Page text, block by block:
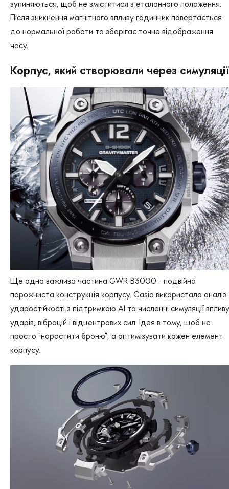
зупиняються, щоб не зміститися з еталонного положення.
Після зникнення магнітного впливу годинник повертається
до нормальної роботи та зберігає точне відображення
часу.
Корпус, який створювали через симуляції
Ще одна важлива частина GWR-B3000 - подвійна
порожниста конструкція корпусу. Casio використала аналіз
ударостійкості з підтримкою AI та численні симуляції впливу
ударів, вібрацій і відцентрових сил. Ідея в тому, щоб не
просто "наростити броню", а оптимізувати кожен елемент
корпусу.